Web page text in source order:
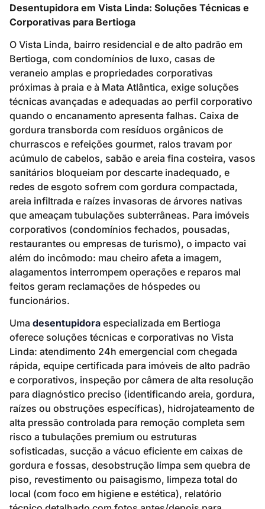
Desentupidora em Vista Linda: Soluções Técnicas e
Corporativas para Bertioga
O Vista Linda, bairro residencial e de alto padrão em
Bertioga, com condomínios de luxo, casas de
veraneio amplas e propriedades corporativas
próximas à praia e à Mata Atlântica, exige soluções
técnicas avançadas e adequadas ao perfil corporativo
quando o encanamento apresenta falhas. Caixa de
gordura transborda com resíduos orgânicos de
churrascos e refeições gourmet, ralos travam por
acúmulo de cabelos, sabão e areia fina costeira, vasos
sanitários bloqueiam por descarte inadequado, e
redes de esgoto sofrem com gordura compactada,
areia infiltrada e raízes invasoras de árvores nativas
que ameaçam tubulações subterrâneas. Para imóveis
corporativos (condomínios fechados, pousadas,
restaurantes ou empresas de turismo), o impacto vai
além do incômodo: mau cheiro afeta a imagem,
alagamentos interrompem operações e reparos mal
feitos geram reclamações de hóspedes ou
funcionários.
Uma desentupidora especializada em Bertioga
oferece soluções técnicas e corporativas no Vista
Linda: atendimento 24h emergencial com chegada
rápida, equipe certificada para imóveis de alto padrão
e corporativos, inspeção por câmera de alta resolução
para diagnóstico preciso (identificando areia, gordura,
raízes ou obstruções específicas), hidrojateamento de
alta pressão controlada para remoção completa sem
risco a tubulações premium ou estruturas
sofisticadas, sucção a vácuo eficiente em caixas de
gordura e fossas, desobstrução limpa sem quebra de
piso, revestimento ou paisagismo, limpeza total do
local (com foco em higiene e estética), relatório